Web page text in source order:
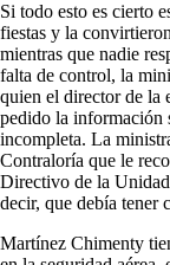
Si todo esto es cierto
fiestas y la
mientras que nadie
falta de control, la
quien el director de la
pedido la información
incompleta. La
Contraloría que le
Directivo de la
decir, que debía tener
Martínez Chimenty